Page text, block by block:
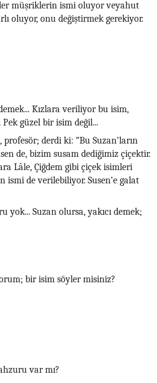
müşriklerin ismi oluyor veyahut
oluyor, onu değiştirmek gerekiyor.
Kızlara veriliyor bu isim,
Pek güzel bir isim değil...
derdi ki: “Bu Suzan’ların
de, bizim susam dediğimiz çiçektir.
Lâle, Çiğdem gibi çiçek isimleri
ismi de verilebiliyor. Susen’e galat
yok... Suzan olursa, yakıcı demek;
bir isim söyler misiniz?
var mı?